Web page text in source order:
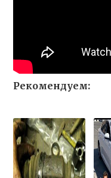
Рекомендуем: